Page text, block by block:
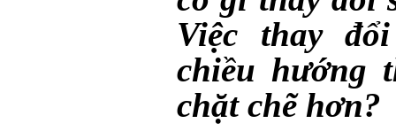
Việc thay
chiều hướng
chặt chẽ hơn?